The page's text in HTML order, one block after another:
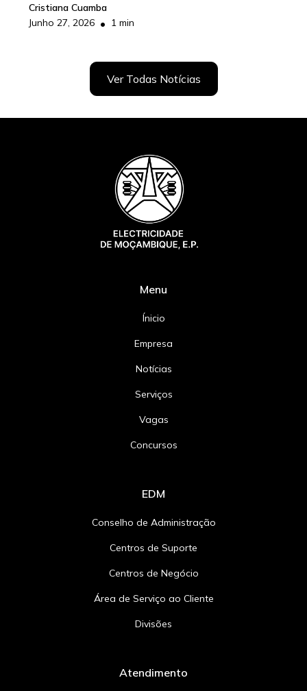
Cristiana Cuamba
Junho 27, 2026 • 1 min
Ver Todas Notícias
Menu
Ínicio
Empresa
Notícias
Serviços
Vagas
Concursos
EDM
Conselho de Administração
Centros de Suporte
Centros de Negócio
Área de Serviço ao Cliente
Divisões
Atendimento